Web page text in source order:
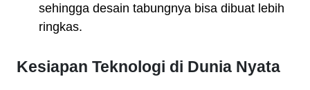
sehingga desain tabungnya bisa dibuat lebih
ringkas.
Kesiapan Teknologi di Dunia Nyata